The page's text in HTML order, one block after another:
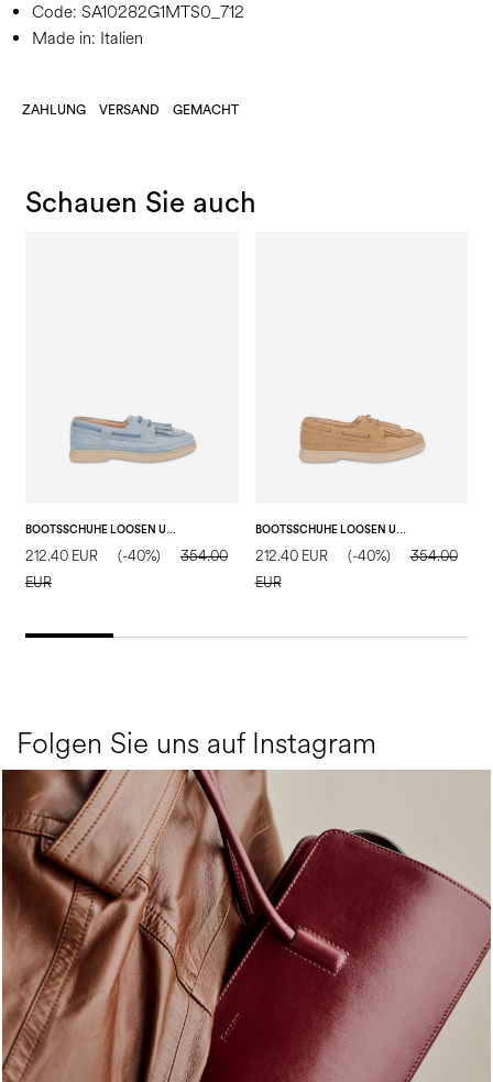
Code: SA10282G1MTS0_712
Made in: Italien
ZAHLUNG VERSAND GEMACHT
Schauen Sie auch
BOOTSSCHUHE LOOSEN UP AUS SPALTLEDER
212.40 EUR (-40%)
354.00
EUR
BOOTSSCHUHE LOOSEN UP AUS SPALTLEDER
212.40 EUR (-40%)
354.00
EUR
Folgen Sie uns auf Instagram
Classy, sassy, trendy - the new Pollini Lady Bag is ...